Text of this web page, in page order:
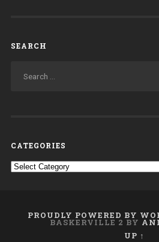
SEARCH
CATEGORIES
Categories
PROUDLY POWERED BY
BASKERVILLE 2 BY
UP ↑